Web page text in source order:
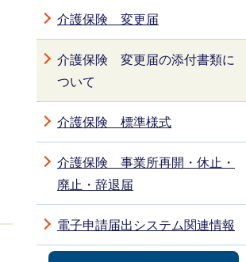
介護保険 変更届
介護保険 変更届の添付書類に
ついて
介護保険 標準様式
介護保険 事業所再開・休止・
廃止・辞退届
電子申請届出システム関連情報